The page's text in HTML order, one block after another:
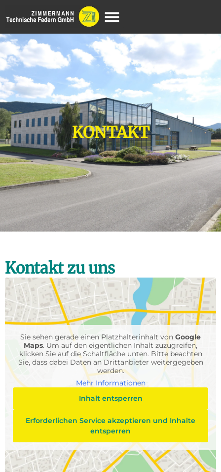
KONTAKT
Kontakt zu uns
Sie sehen gerade einen Platzhalterinhalt von Google
Maps. Um auf den eigentlichen Inhalt zuzugreifen,
klicken Sie auf die Schaltfläche unten. Bitte beachten
Sie, dass dabei Daten an Drittanbieter weitergegeben
werden.
Mehr Informationen
Inhalt entsperren
Erforderlichen Service akzeptieren und Inhalte
entsperren